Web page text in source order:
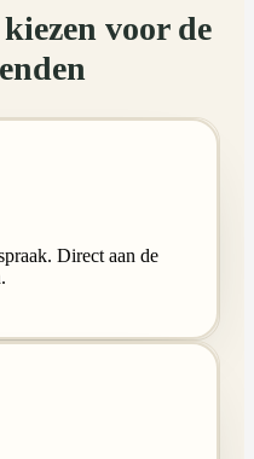
voor de
Direct aan de